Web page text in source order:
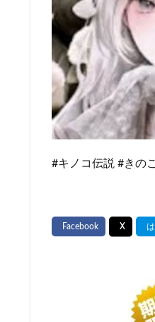
#キノコ伝説 #きの